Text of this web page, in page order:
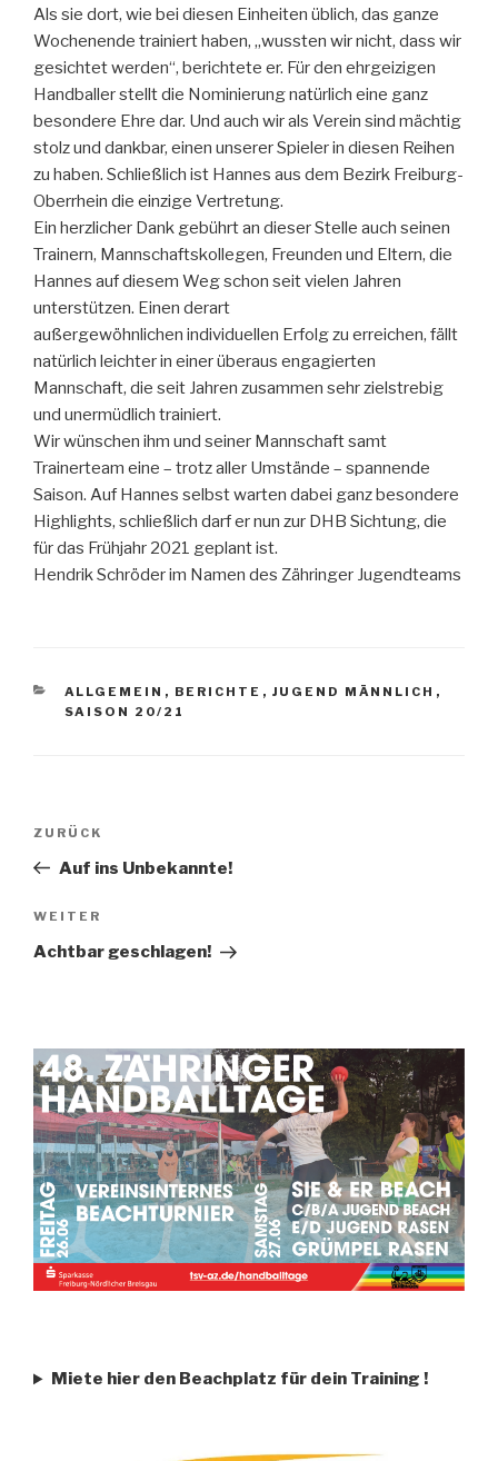
Als sie dort, wie bei diesen Einheiten üblich, das ganze
Wochenende trainiert haben, „wussten wir nicht, dass wir
gesichtet werden“, berichtete er. Für den ehrgeizigen
Handballer stellt die Nominierung natürlich eine ganz
besondere Ehre dar. Und auch wir als Verein sind mächtig
stolz und dankbar, einen unserer Spieler in diesen Reihen
zu haben. Schließlich ist Hannes aus dem Bezirk Freiburg-
Oberrhein die einzige Vertretung.
Ein herzlicher Dank gebührt an dieser Stelle auch seinen
Trainern, Mannschaftskollegen, Freunden und Eltern, die
Hannes auf diesem Weg schon seit vielen Jahren
unterstützen. Einen derart
außergewöhnlichen individuellen Erfolg zu erreichen, fällt
natürlich leichter in einer überaus engagierten
Mannschaft, die seit Jahren zusammen sehr zielstrebig
und unermüdlich trainiert.
Wir wünschen ihm und seiner Mannschaft samt
Trainerteam eine – trotz aller Umstände – spannende
Saison. Auf Hannes selbst warten dabei ganz besondere
Highlights, schließlich darf er nun zur DHB Sichtung, die
für das Frühjahr 2021 geplant ist.
Hendrik Schröder im Namen des Zähringer Jugendteams
ALLGEMEIN , BERICHTE , JUGEND MÄNNLICH ,
SAISON 20/21
ZURÜCK
Auf ins Unbekannte!
WEITER
Achtbar geschlagen!
Miete hier den Beachplatz für dein Training !